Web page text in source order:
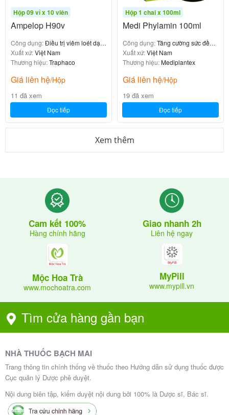
thuốc Deconproct
Không có tác dụng phụ nào xảy ra khi sử dụng sản
phẩm. Nếu xảy ra phản ứng bất thường, ngừng sử
dụng và liên hệ với bác sĩ.
Sử dụng ở phụ nữ có thai và cho con
bú
Trong thời kỳ mang thai và cho con bú, nên tham
Tránh xa ánh sáng và các nguồn nhiệt.
Hạn dùng 36 tháng kể từ ngày sản xuất.
Nguồn gốc, xuất xứ Deconproct
Nhà sản xuất: IP, Farma Srl Via Alfonso Artiaco 120,
80078 Pozzuoli (NA) – Italy
Hộp 09 vỉ x 10 viên
Ampelop H90v
Công dụng:Điều trị viêm loét dạ
dày – hành tá tràng
Xuất xứ:Việt Nam
Thương hiệu:Traphaco
Giá liên hệ/Hộp
11 đã xem
Đọc tiếp
Hộp 1 chai x 100ml
Medi Phylamin 100ml
Công dụng:Tăng cường sức đề
kháng
Xuất xứ:Việt Nam
Thương hiệu:Mediplantex
Giá liên hệ/Hộp
19 đã xem
Đọc tiếp
Xem thêm
Cam kết 100%
Hàng chính hãng
Giao nhanh 2h
Liên hệ ngay
Mộc Hoa Trà
www.mochoatra.com
MyPill
www.mypill.vn
Tìm cửa hàng gần bạn
NHÀ THUỐC BẠCH MAI
Trang thông tin chính thống về thuốc theo Hướng dẫn sử dụng thuốc được
Cục quản lý Dược phê duyệt.
Nội dung biên tập, kiểm duyệt nội dung bởi 100% là Dược sĩ, Bác sĩ.